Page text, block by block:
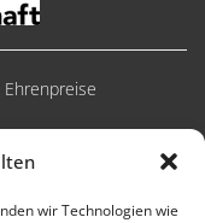
wir Technologien wie